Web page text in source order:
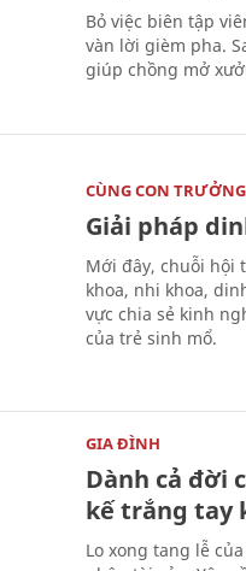
Bỏ việc biên tập
vàn lời gièm pha.
giúp chồng mở
CÙNG CON
Giải pháp
Mới đây, chuỗi hội
khoa, nhi khoa,
vực chia sẻ kinh
của trẻ sinh mổ.
GIA ĐÌNH
Dành cả đời
kế trắng tay
Lo xong tang lễ